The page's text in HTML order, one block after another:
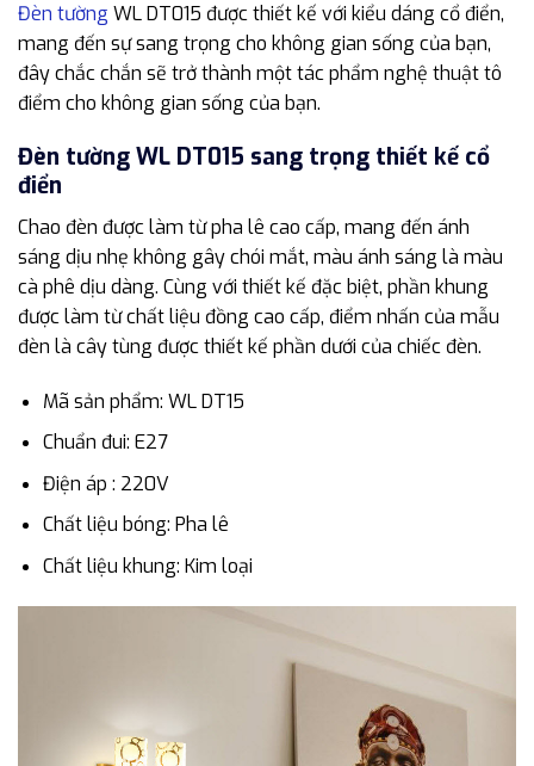
Đèn tường WL DT015 được thiết kế với kiểu dáng cổ điển,
mang đến sự sang trọng cho không gian sống của bạn,
đây chắc chắn sẽ trở thành một tác phẩm nghệ thuật tô
điểm cho không gian sống của bạn.
Đèn tường WL DT015 sang trọng thiết kế cổ
điển
Chao đèn được làm từ pha lê cao cấp, mang đến ánh
sáng dịu nhẹ không gây chói mắt, màu ánh sáng là màu
cà phê dịu dàng. Cùng với thiết kế đặc biệt, phần khung
được làm từ chất liệu đồng cao cấp, điểm nhấn của mẫu
đèn là cây tùng được thiết kế phần dưới của chiếc đèn.
Mã sản phẩm: WL DT15
Chuẩn đui: E27
Điện áp : 220V
Chất liệu bóng: Pha lê
Chất liệu khung: Kim loại